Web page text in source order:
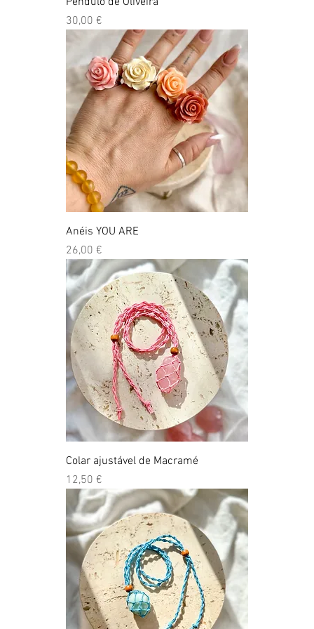
Preço
30,00 €
Anéis YOU ARE
Preço
26,00 €
Colar ajustável de Macramé
Preço
12,50 €